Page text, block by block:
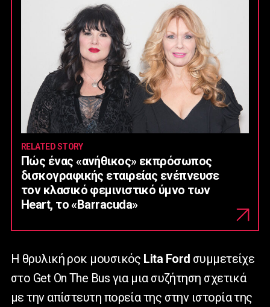
RELATED STORY
Πώς ένας «ανήθικος» εκπρόσωπος
δισκογραφικής εταιρείας ενέπνευσε
τον κλασικό φεμινιστικό ύμνο των
Heart, το «Barracuda»
Η θρυλική ροκ μουσικός Lita Ford συμμετείχε
στο Get On The Bus για μια συζήτηση σχετικά
με την απίστευτη πορεία της στην ιστορία της